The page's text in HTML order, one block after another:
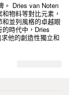
。 Dries van Noten
物料等對比元素，
並列風格的卓越眼
時代中，Dries
他的創造性獨立和